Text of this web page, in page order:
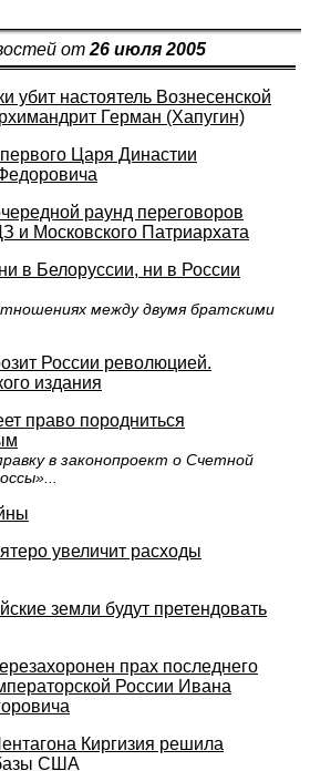
от 26 июля 2005
убит настоятель Вознесенской
Герман (Хапугин)
Царя Династии
раунд переговоров
и Московского Патриархата
в Белоруссии, ни в России
между двумя братскими
России революцией.
издания
право породниться
в законопроект о Счетной
увеличит расходы
земли будут претендовать
прах последнего
России Ивана
Киргизия решила
США